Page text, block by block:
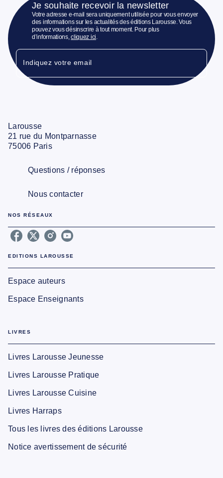
Je souhaite recevoir la newsletter
Votre adresse e-mail sera uniquement utilisée pour vous envoyer
des informations sur les actualités des éditions Larousse. Vous
pouvez vous désinscrire à tout moment. Pour plus
d’informations,cliquez ici.
Indiquez votre email
Larousse
21 rue du Montparnasse
75006 Paris
Questions / réponses
Nous contacter
NOS RÉSEAUX
EDITIONS LAROUSSE
Espace auteurs
Espace Enseignants
LIVRES
Livres Larousse Jeunesse
Livres Larousse Pratique
Livres Larousse Cuisine
Livres Harraps
Tous les livres des éditions Larousse
Notice avertissement de sécurité